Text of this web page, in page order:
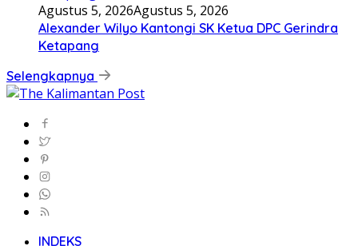
Agustus 5, 2026Agustus 5, 2026
Alexander Wilyo Kantongi SK Ketua DPC Gerindra
Ketapang
Selengkapnya
INDEKS